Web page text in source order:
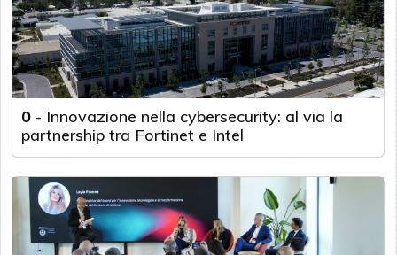
0 - Innovazione nella cybersecurity: al via la
partnership tra Fortinet e Intel